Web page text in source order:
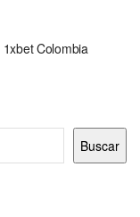
Colombia
Buscar